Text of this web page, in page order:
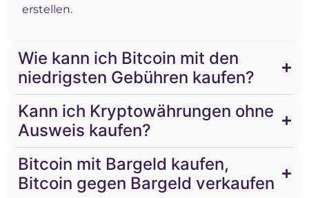
erstellen.
Wie kann ich Bitcoin mit den
niedrigsten Gebühren kaufen?
Kann ich Kryptowährungen ohne
Ausweis kaufen?
Bitcoin mit Bargeld kaufen,
Bitcoin gegen Bargeld verkaufen